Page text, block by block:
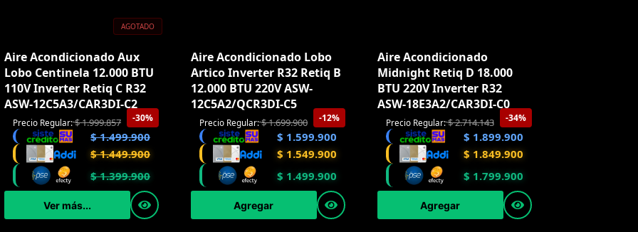
AGOTADO
Aire Acondicionado Aux
Lobo Centinela 12.000 BTU
110V Inverter Retiq C R32
ASW-12C5A3/CAR3DI-C2
-30%
Precio Regular:$1.999.857
$1.499.900
$1.449.900
$1.399.900
Ver más...
Aire Acondicionado Lobo
Artico Inverter R32 Retiq B
12.000 BTU 220V ASW-
12C5A2/QCR3DI-C5
-12%
Precio Regular:$1.699.900
$ 1.599.900
$ 1.549.900
$ 1.499.900
Agregar
Aire Acondicionado
Midnight Retiq D 18.000
BTU 220V Inverter R32
ASW-18E3A2/CAR3DI-C0
-34%
Precio Regular:$2.714.143
$ 1.899.900
$ 1.849.900
$ 1.799.900
Agregar